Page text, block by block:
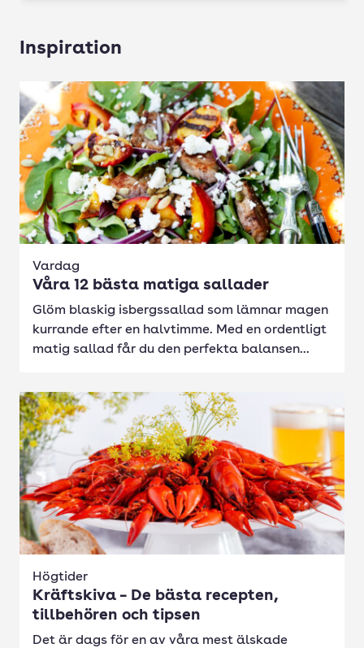
Inspiration
Vardag
Våra 12 bästa matiga sallader
Glöm blaskig isbergssallad som lämnar magen
kurrande efter en halvtimme. Med en ordentligt
matig sallad får du den perfekta balansen...
Högtider
Kräftskiva – De bästa recepten,
tillbehören och tipsen
Det är dags för en av våra mest älskade